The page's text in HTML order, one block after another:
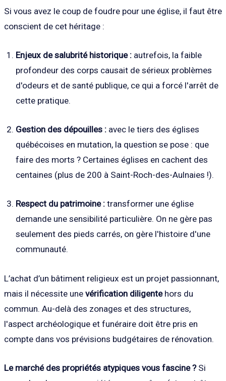
Si vous avez le coup de foudre pour une église, il faut être
conscient de cet héritage :
Enjeux de salubrité historique : autrefois, la faible
profondeur des corps causait de sérieux problèmes
d'odeurs et de santé publique, ce qui a forcé l'arrêt de
cette pratique.
Gestion des dépouilles : avec le tiers des églises
québécoises en mutation, la question se pose : que
faire des morts ? Certaines églises en cachent des
centaines (plus de 200 à Saint-Roch-des-Aulnaies !).
Respect du patrimoine : transformer une église
demande une sensibilité particulière. On ne gère pas
seulement des pieds carrés, on gère l'histoire d'une
communauté.
L’achat d’un bâtiment religieux est un projet passionnant,
mais il nécessite une vérification diligentehors du
commun. Au-delà des zonages et des structures,
l'aspect archéologique et funéraire doit être pris en
compte dans vos prévisions budgétaires de rénovation.
Le marché des propriétés atypiques vous fascine ?Si